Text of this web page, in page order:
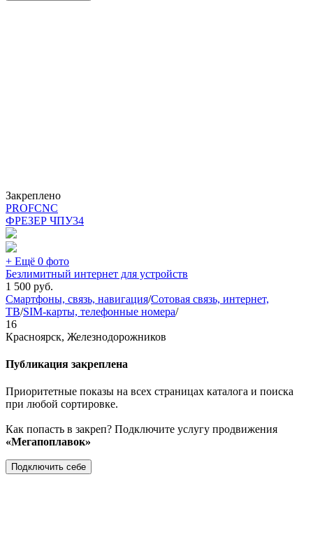
Закреплено
PROFCNC
ФРЕЗЕР ЧПУ34
+ Ещё 0 фото
Безлимитный интернет для устройств
1 500 руб.
Смартфоны, связь, навигация/Сотовая связь, интернет,
ТВ/SIM-карты, телефонные номера/
16
Красноярск, Железнодорожников
Публикация закреплена
Приоритетные показы на всех страницах каталога и поиска
при любой сортировке.
Как попасть в закреп? Подключите услугу продвижения
«Мегапоплавок»
Подключить себе